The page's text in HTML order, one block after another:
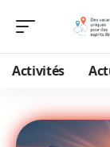
Activités